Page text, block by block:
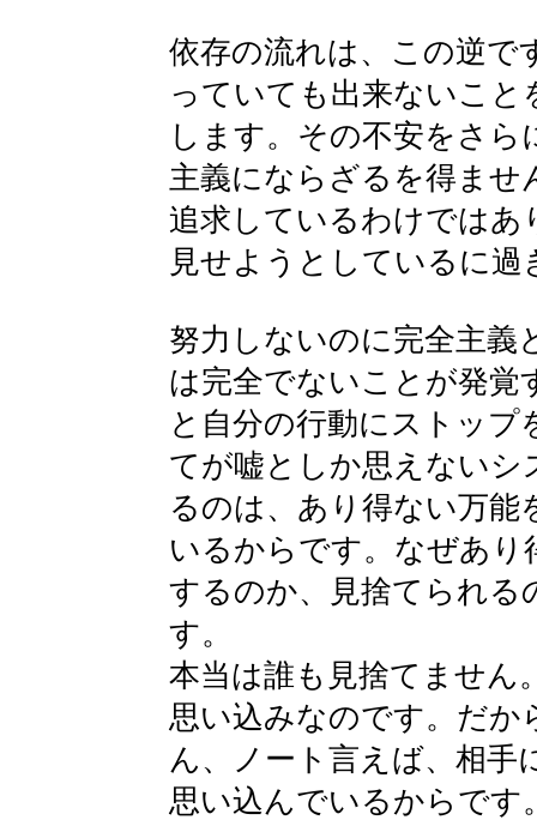
依存の流れは、この逆で
っていても出来ないこと
します。その不安をさら
主義にならざるを得ませ
追求しているわけではあ
見せようとしているに過
努力しないのに完全主義
は完全でないことが発覚
と自分の行動にストップ
てが嘘としか思えないシ
るのは、あり得ない万能
いるからです。なぜあり
するのか、見捨てられる
す。
本当は誰も見捨てません
思い込みなのです。だか
ん、ノート言えば、相手
思い込んでいるからです